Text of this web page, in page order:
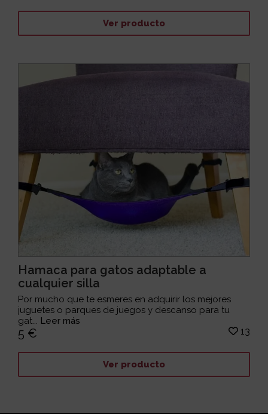
Ver producto
Hamaca para gatos adaptable a
cualquier silla
Por mucho que te esmeres en adquirir los mejores
juguetes o parques de juegos y descanso para tu
gat... Leer más
5 € 13
Ver producto